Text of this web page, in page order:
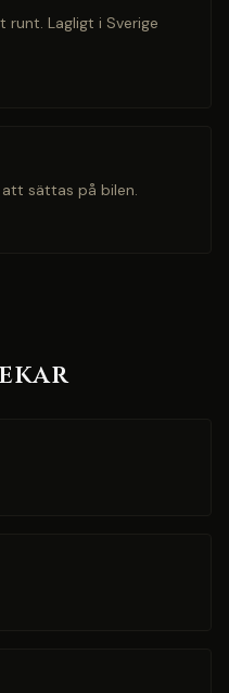
runt. Lagligt i Sverige
sättas på bilen.